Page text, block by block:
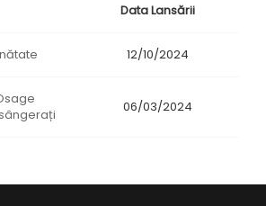
Data Lansării
12/10/2024
06/03/2024